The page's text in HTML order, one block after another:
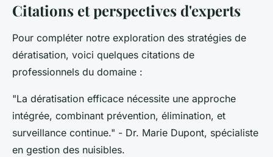
Citations et perspectives d'experts
Pour compléter notre exploration des stratégies de
dératisation, voici quelques citations de
professionnels du domaine :
"La dératisation efficace nécessite une approche
intégrée, combinant prévention, élimination, et
surveillance continue." - Dr. Marie Dupont, spécialiste
en gestion des nuisibles.